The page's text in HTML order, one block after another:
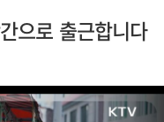
으로 출근합니다